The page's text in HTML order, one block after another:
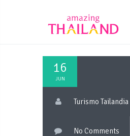
16
JUN
Turismo Tailandia
No Comments